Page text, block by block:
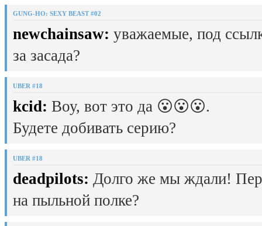
GUNG-HO: SEXY BEAST #02
newchainsaw: уважаемые, под
за засада?
UBER #18
kcid: Воу, вот это да 😮😮😮.
Будете добивать серию?
UBER #18
deadpilots: Долго же мы ждали!
на пыльной полке?